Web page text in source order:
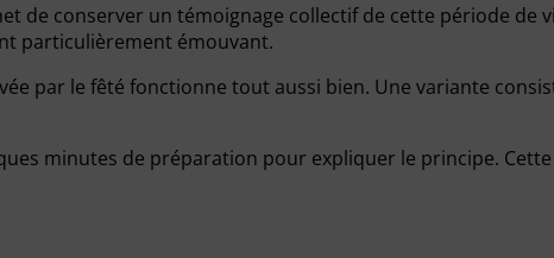
de conserver un témoignage collectif de cette période de
particulièrement émouvant.
par le fêté fonctionne tout aussi bien. Une variante
minutes de préparation pour expliquer le principe.